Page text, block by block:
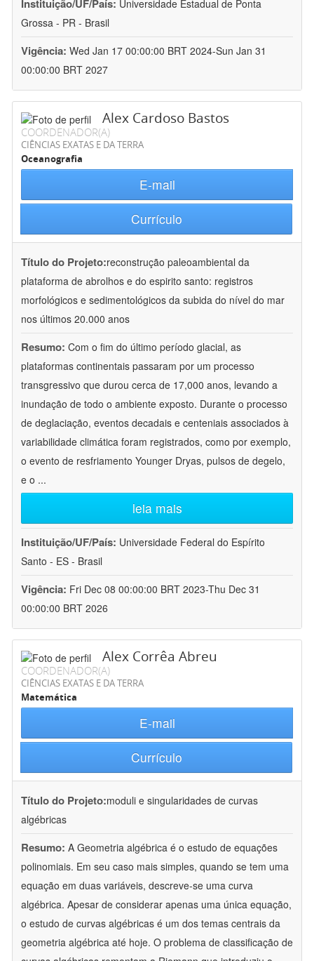
Instituição/UF/País: Universidade Estadual de Ponta
Grossa - PR - Brasil
Vigência: Wed Jan 17 00:00:00 BRT 2024-Sun Jan 31
00:00:00 BRT 2027
Alex Cardoso Bastos
COORDENADOR(A)
CIÊNCIAS EXATAS E DA TERRA
Oceanografia
E-mail
Currículo
Título do Projeto:reconstrução paleoambiental da
plataforma de abrolhos e do espirito santo: registros
morfológicos e sedimentológicos da subida do nível do mar
nos últimos 20.000 anos
Resumo: Com o fim do último período glacial, as
plataformas continentais passaram por um processo
transgressivo que durou cerca de 17,000 anos, levando a
inundação de todo o ambiente exposto. Durante o processo
de deglaciação, eventos decadais e centeniais associados à
variabilidade climática foram registrados, como por exemplo,
o evento de resfriamento Younger Dryas, pulsos de degelo,
e o ...
leia mais
Instituição/UF/País: Universidade Federal do Espírito
Santo - ES - Brasil
Vigência: Fri Dec 08 00:00:00 BRT 2023-Thu Dec 31
00:00:00 BRT 2026
Alex Corrêa Abreu
COORDENADOR(A)
CIÊNCIAS EXATAS E DA TERRA
Matemática
E-mail
Currículo
Título do Projeto:moduli e singularidades de curvas
algébricas
Resumo: A Geometria algébrica é o estudo de equações
polinomiais. Em seu caso mais simples, quando se tem uma
equação em duas variáveis, descreve-se uma curva
algébrica. Apesar de considerar apenas uma única equação,
o estudo de curvas algébricas é um dos temas centrais da
geometria algébrica até hoje. O problema de classificação de